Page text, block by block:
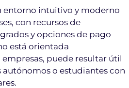
entorno intuitivo y moderno
con recursos de
y opciones de pago
está orientada
puede resultar útil
autónomos o estudiantes con